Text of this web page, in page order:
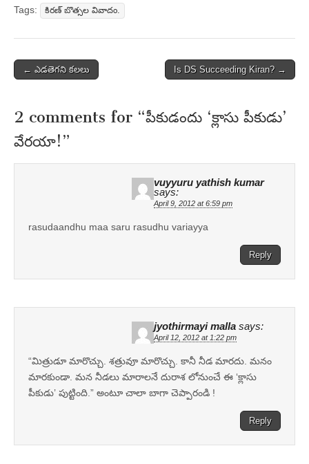
Tags: కిరణ్ బొత్సల వివాదం.
Post
← ఎడతెగని కలలు Is DS Succeeding Kiran? →
2 comments for “పీకుడందు ‘క్లాసు పీకుడు’
వేరయా!”
vuyyuru yathish kumar
says:
April 9, 2012 at 6:59 pm
rasudaandhu maa saru rasudhu variayya
Reply
jyothirmayi malla says:
April 12, 2012 at 1:22 pm
“మిత్రుడూ మారొచ్చు. శత్రువూ మారొచ్చు. కానీ నీడ మారదు. మనం
మారకుండా. మన నీడలు మారాలనే దురాశ లోనుంచే ఈ ‘క్లాసు
పీకుడు’ పుట్టింది.” అంటూ చాలా బాగా చెప్పారండి !
Reply